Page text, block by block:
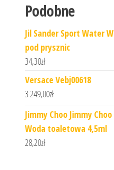
Podobne
Jil Sander Sport Water
pod prysznic
34,30zł
Versace Vebj00618
3 249,00zł
Jimmy Choo Jimmy
Woda toaletowa 4,5ml
28,20zł